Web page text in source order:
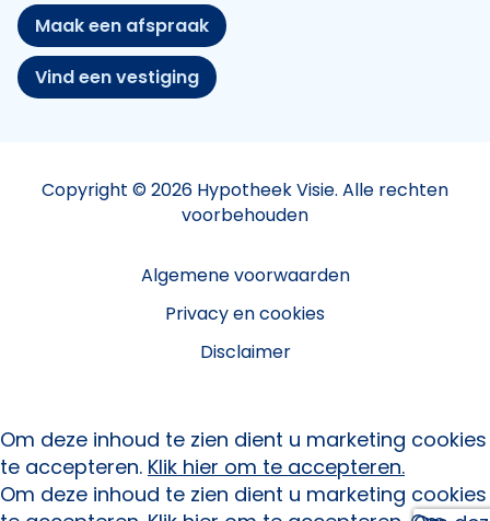
Maak een afspraak
Vind een vestiging
Copyright © 2026 Hypotheek Visie. Alle rechten
voorbehouden
Algemene voorwaarden
Privacy en cookies
Disclaimer
Om deze inhoud te zien dient u marketing cookies
te accepteren. Klik hier om te accepteren.
Om deze inhoud te zien dient u marketing cookies